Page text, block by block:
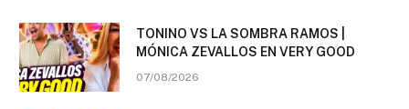
TONINO VS LA SOMBRA RAMOS |
MÓNICA ZEVALLOS EN VERY GOOD
07/08/2026